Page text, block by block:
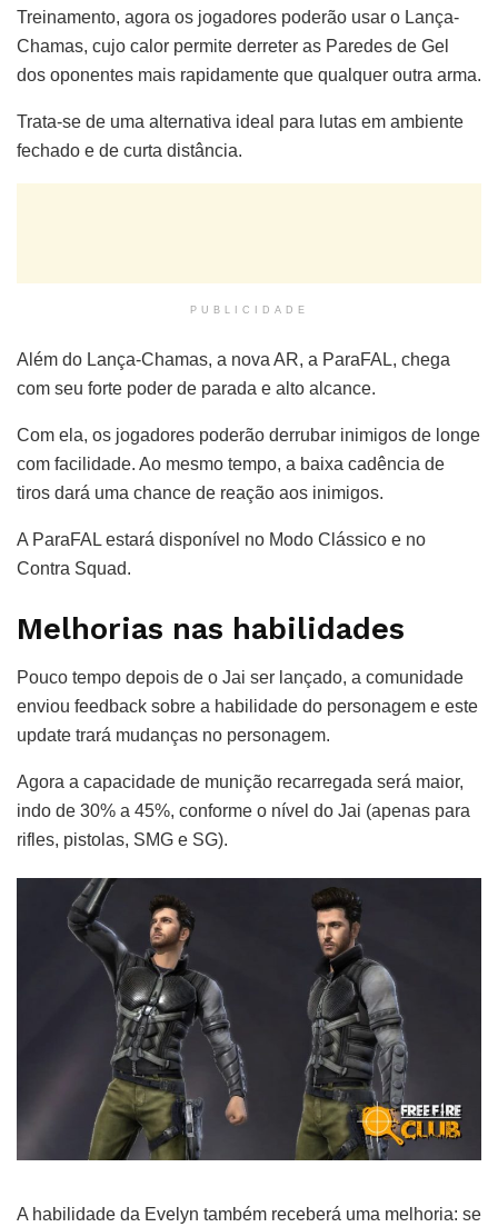
Treinamento, agora os jogadores poderão usar o Lança-
Chamas, cujo calor permite derreter as Paredes de Gel
dos oponentes mais rapidamente que qualquer outra arma.
Trata-se de uma alternativa ideal para lutas em ambiente
fechado e de curta distância.
PUBLICIDADE
Além do Lança-Chamas, a nova AR, a ParaFAL, chega
com seu forte poder de parada e alto alcance.
Com ela, os jogadores poderão derrubar inimigos de longe
com facilidade. Ao mesmo tempo, a baixa cadência de
tiros dará uma chance de reação aos inimigos.
A ParaFAL estará disponível no Modo Clássico e no
Contra Squad.
Melhorias nas habilidades
Pouco tempo depois de o Jai ser lançado, a comunidade
enviou feedback sobre a habilidade do personagem e este
update trará mudanças no personagem.
Agora a capacidade de munição recarregada será maior,
indo de 30% a 45%, conforme o nível do Jai (apenas para
rifles, pistolas, SMG e SG).
A habilidade da Evelyn também receberá uma melhoria: se